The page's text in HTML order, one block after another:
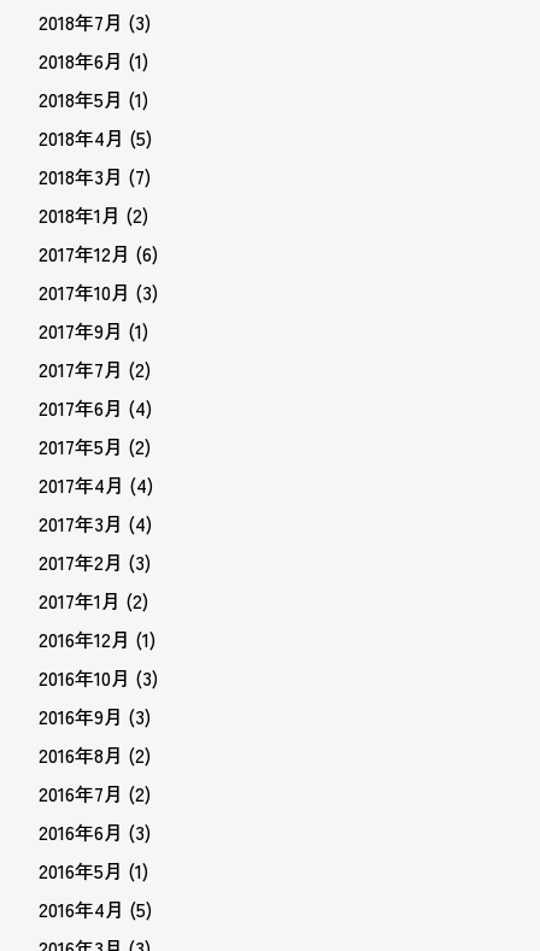
2018年7月 (3)
2018年6月 (1)
2018年5月 (1)
2018年4月 (5)
2018年3月 (7)
2018年1月 (2)
2017年12月 (6)
2017年10月 (3)
2017年9月 (1)
2017年7月 (2)
2017年6月 (4)
2017年5月 (2)
2017年4月 (4)
2017年3月 (4)
2017年2月 (3)
2017年1月 (2)
2016年12月 (1)
2016年10月 (3)
2016年9月 (3)
2016年8月 (2)
2016年7月 (2)
2016年6月 (3)
2016年5月 (1)
2016年4月 (5)